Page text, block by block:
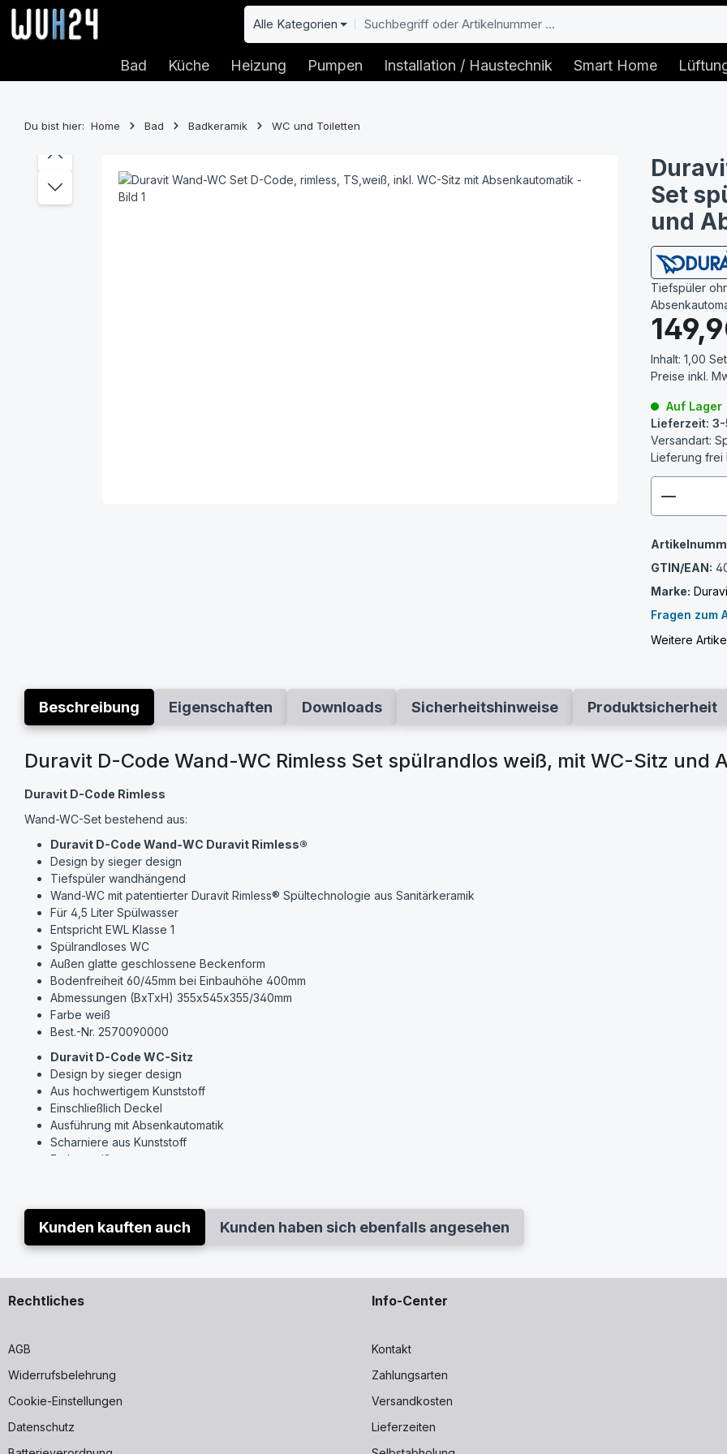
Hauptinhalt springen
Zur Suche springen
Zur Hauptnavigation springen Alle Kategorien
Bad Küche Heizung Pumpen Installation / Haustechnik Smart Home
Du bist hier: Home Bad Badkeramik WC und Toiletten
Bildergalerie überspringen
Set
und
Tiefspüler
Inhalt:1,00
Preise inkl.
Auf Lager
Lieferzeit:
Versandart:
Lieferung frei
GTIN/EAN:
Marke:
Fragen zum
Weitere
Beschreibung Eigenschaften Downloads Sicherheitshinweise Produktsicherheit
Duravit D-Code Wand-WC Rimless Set spülrandlos weiß, mit WC-Sitz und
Duravit D-Code Rimless
Wand-WC-Set bestehend aus:
Duravit D-Code Wand-WC Duravit Rimless®
Design by sieger design
Tiefspüler wandhängend
Wand-WC mit patentierter Duravit Rimless® Spültechnologie aus Sanitärkeramik
Für 4,5 Liter Spülwasser
Entspricht EWL Klasse 1
Spülrandloses WC
Außen glatte geschlossene Beckenform
Bodenfreiheit 60/45mm bei Einbauhöhe 400mm
Abmessungen (BxTxH) 355x545x355/340mm
Farbe weiß
Best.-Nr. 2570090000
Duravit D-Code WC-Sitz
Design by sieger design
Aus hochwertigem Kunststoff
Einschließlich Deckel
Ausführung mit Absenkautomatik
Scharniere aus Kunststoff
Farbe weiß
Modell: D-Code
Artikelnummer: 45700900A1
Kunden kauften auch Kunden haben sich ebenfalls angesehen
Rechtliches
AGB
Widerrufsbelehrung
Cookie-Einstellungen
Datenschutz
Info-Center
Kontakt
Zahlungsarten
Versandkosten
Lieferzeiten